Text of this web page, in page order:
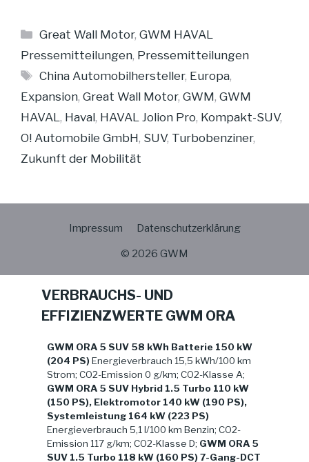
Kategorien
Great Wall Motor,GWM HAVAL
Pressemitteilungen, Pressemitteilungen
Schlagwörter
China Automobilhersteller, Europa,
Expansion, Great Wall Motor, GWM, GWM
HAVAL, Haval, HAVAL Jolion Pro, Kompakt-SUV,
O! Automobile GmbH, SUV, Turbobenziner,
Zukunft der Mobilität
Impressum Datenschutzerklärung
© 2026 GWM
VERBRAUCHS- UND
EFFIZIENZWERTE GWM ORA
GWM ORA 5 SUV 58 kWh Batterie 150 kW
(204 PS) Energieverbrauch 15,5 kWh/100 km
Strom; CO2-Emission 0 g/km; CO2-Klasse A;
GWM ORA 5 SUV Hybrid 1.5 Turbo 110 kW
(150 PS), Elektromotor 140 kW (190 PS),
Systemleistung 164 kW (223 PS)
Energieverbrauch 5,1 l/100 km Benzin; CO2-
Emission 117 g/km; CO2-Klasse D; GWM ORA 5
SUV 1.5 Turbo 118 kW (160 PS) 7-Gang-DCT